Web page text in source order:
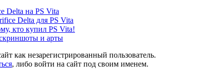
Delta на PS Vita
Delta для PS Vita
кто купил PS Vita!
и арты
как незарегистрированный пользователь.
, либо войти на сайт под своим именем.